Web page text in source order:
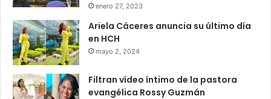
enero 27, 2023
Ariela Cáceres anuncia su último día
en HCH
mayo 2, 2024
Filtran vídeo íntimo de la pastora
evangélica Rossy Guzmán